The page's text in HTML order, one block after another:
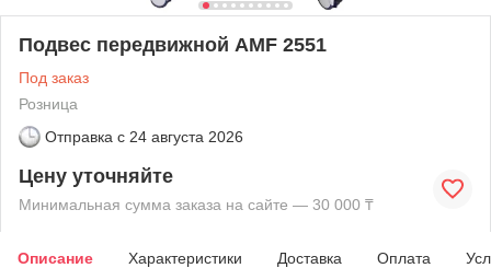
Подвес передвижной AMF 2551
Под заказ
Розница
Отправка с 24 августа 2026
Цену уточняйте
Минимальная сумма заказа на сайте — 30 000 ₸
Описание Характеристики Доставка Оплата